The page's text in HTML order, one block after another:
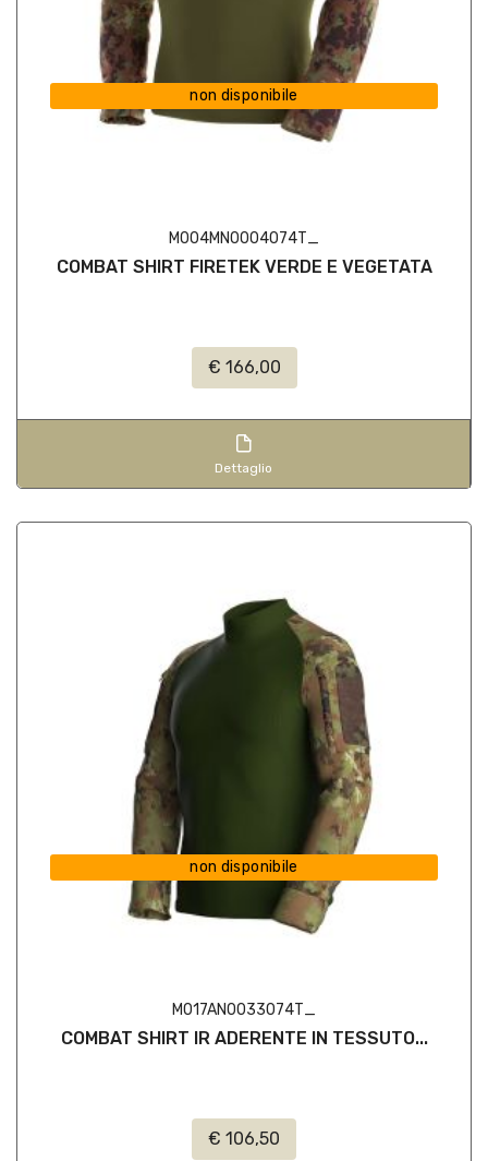
non disponibile
M004MN0004074T_
COMBAT SHIRT FIRETEK VERDE E VEGETATA
€ 166,00
Dettaglio
non disponibile
M017AN0033074T_
COMBAT SHIRT IR ADERENTE IN TESSUTO...
€ 106,50